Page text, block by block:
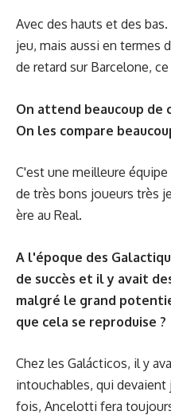
Avec des hauts et des
jeu, mais aussi en termes
de retard sur Barcelone,
On attend beaucoup de
On les compare
C'est une meilleure
de très bons joueurs très
ère au Real.
A l'époque des
de succès et il y avait
malgré le grand
que cela se reproduise ?
Chez les Galácticos, il y
intouchables, qui
fois, Ancelotti fera